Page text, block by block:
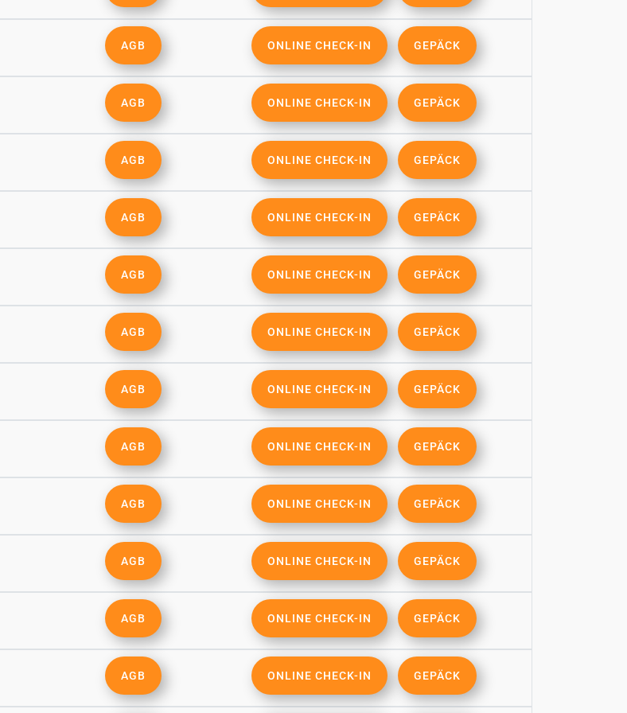
AGB ONLINE CHECK-IN GEPÄCK
AGB ONLINE CHECK-IN GEPÄCK
AGB ONLINE CHECK-IN GEPÄCK
AGB ONLINE CHECK-IN GEPÄCK
AGB ONLINE CHECK-IN GEPÄCK
AGB ONLINE CHECK-IN GEPÄCK
AGB ONLINE CHECK-IN GEPÄCK
AGB ONLINE CHECK-IN GEPÄCK
AGB ONLINE CHECK-IN GEPÄCK
AGB ONLINE CHECK-IN GEPÄCK
AGB ONLINE CHECK-IN GEPÄCK
AGB ONLINE CHECK-IN GEPÄCK